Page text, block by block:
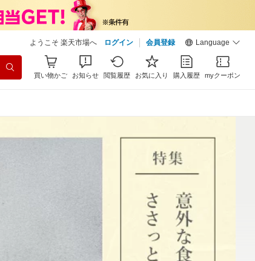
ようこそ 楽天市場へ ログイン 会員登録 Language
買い物かご お知らせ 閲覧履歴 お気に入り 購入履歴 myクーポン